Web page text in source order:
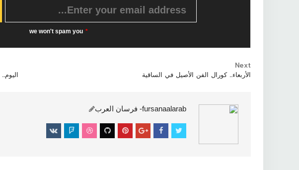
*
we won't spam you
Next
الأربعاء.. كورال الفن الأصيل في الساقية
fursanaalarab- فرسان العرب